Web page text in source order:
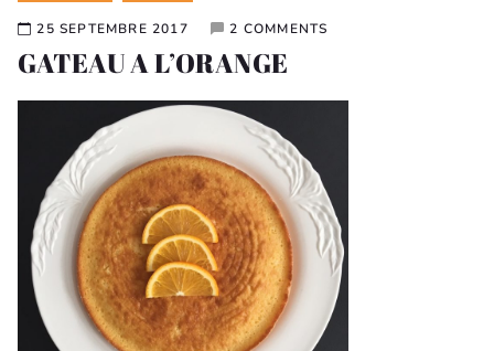
25 SEPTEMBRE 2017 2 COMMENTS
GATEAU A L’ORANGE